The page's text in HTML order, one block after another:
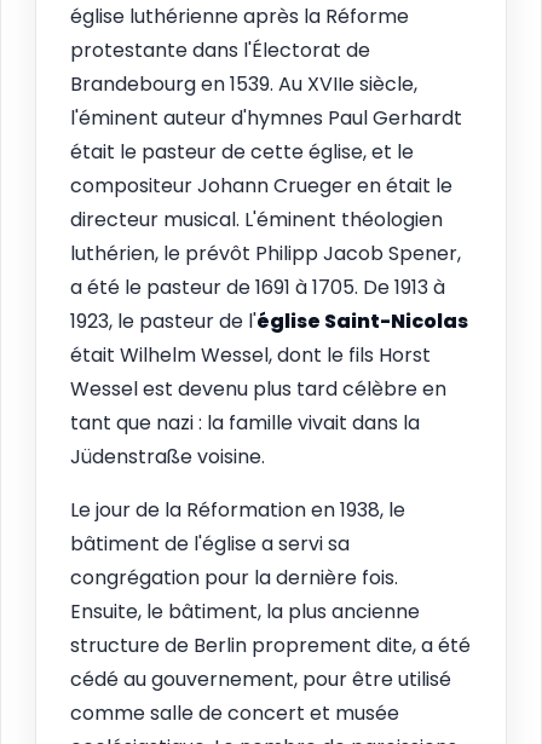
église luthérienne après la Réforme
protestante dans l'Électorat de
Brandebourg en 1539. Au XVIIe siècle,
l'éminent auteur d'hymnes Paul Gerhardt
était le pasteur de cette église, et le
compositeur Johann Crueger en était le
directeur musical. L'éminent théologien
luthérien, le prévôt Philipp Jacob Spener,
a été le pasteur de 1691 à 1705. De 1913 à
1923, le pasteur de l'église Saint-Nicolas
était Wilhelm Wessel, dont le fils Horst
Wessel est devenu plus tard célèbre en
tant que nazi : la famille vivait dans la
Jüdenstraße voisine.
Le jour de la Réformation en 1938, le
bâtiment de l'église a servi sa
congrégation pour la dernière fois.
Ensuite, le bâtiment, la plus ancienne
structure de Berlin proprement dite, a été
cédé au gouvernement, pour être utilisé
comme salle de concert et musée